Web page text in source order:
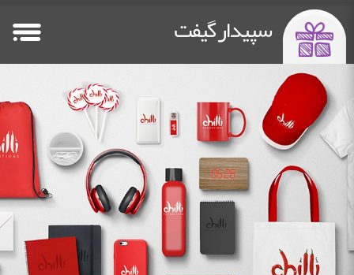
سپیدار گیفت
صفحه اصلی
HomePage
Flash Memory
پاوربانک تبلیغاتی
Power Bank
سایر هدایا
Other Gifts
خدمات چاپ
Printing
دستگاه چاپ فلت بد
Flatbed Printer
درباره ما
about us
تماس باما
Contact Us